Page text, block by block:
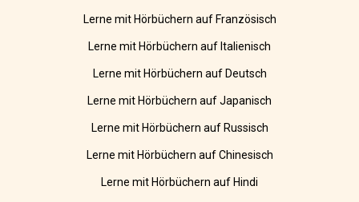
Lerne mit Hörbüchern auf Französisch
Lerne mit Hörbüchern auf Italienisch
Lerne mit Hörbüchern auf Deutsch
Lerne mit Hörbüchern auf Japanisch
Lerne mit Hörbüchern auf Russisch
Lerne mit Hörbüchern auf Chinesisch
Lerne mit Hörbüchern auf Hindi